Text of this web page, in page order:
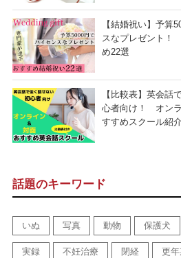
【結婚祝い】予算
スなプレゼント！
め22選
【比較表】英会話
心者向け！ オン
すすめスクール紹
話題のキーワード
いぬ 写真 動物 保護犬
実録 不妊治療 閉経 更年